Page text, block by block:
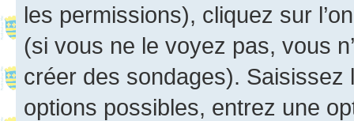
les permissions), cliquez sur
(si vous ne le voyez pas, vous
créer des sondages).
options possibles, entrez une